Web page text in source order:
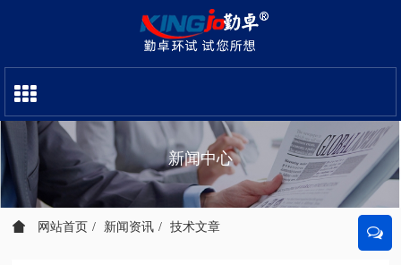
新闻中心
网站首页 新闻资讯 技术文章